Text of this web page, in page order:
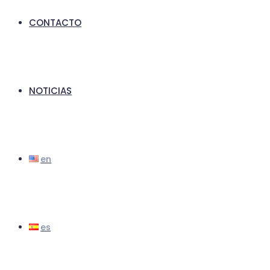
CONTACTO
NOTICIAS